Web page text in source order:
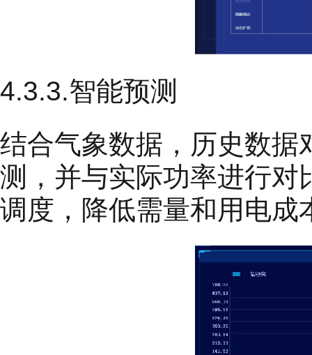
4.3.3.智能预测
结合气象数据，历史数据
测，并与实际功率进行对
调度，降低需量和用电成